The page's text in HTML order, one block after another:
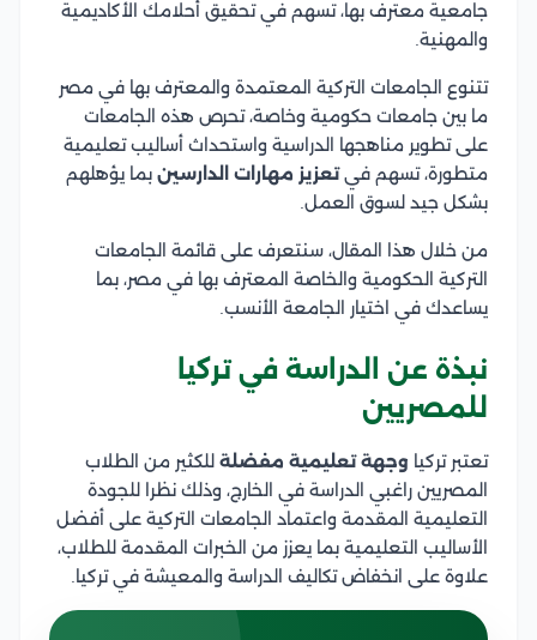
جامعية معترف بها، تسهم في تحقيق أحلامك الأكاديمية
والمهنية.
تتنوع الجامعات التركية المعتمدة والمعترف بها في مصر
ما بين جامعات حكومية وخاصة، تحرص هذه الجامعات
على تطوير مناهجها الدراسية واستحداث أساليب تعليمية
متطورة، تسهم فيتعزيز مهارات الدارسين بما يؤهلهم
بشكل جيد لسوق العمل.
من خلال هذا المقال، سنتعرف على قائمة الجامعات
التركية الحكومية والخاصة المعترف بها في مصر، بما
يساعدك في اختيار الجامعة الأنسب.
نبذة عن الدراسة في تركيا
للمصريين
تعتبر تركيا وجهة تعليمية مفضلة للكثير من الطلاب
المصريين راغبي الدراسة في الخارج، وذلك نظرا للجودة
التعليمية المقدمة واعتماد الجامعات التركية على أفضل
الأساليب التعليمية بما يعزز من الخبرات المقدمة للطلاب،
علاوة على انخفاض تكاليف الدراسة والمعيشة في تركيا.